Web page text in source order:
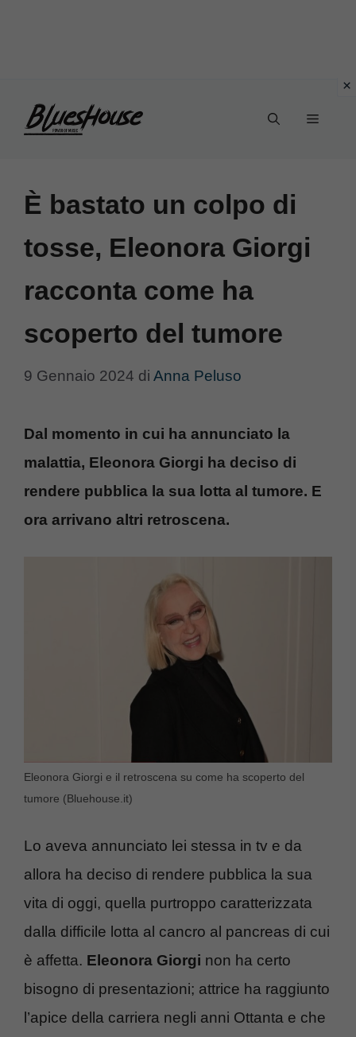
Menu
È bastato un colpo di
tosse, Eleonora Giorgi
racconta come ha
scoperto del tumore
9 Gennaio 2024 di Anna Peluso
Dal momento in cui ha annunciato la
malattia, Eleonora Giorgi ha deciso di
rendere pubblica la sua lotta al tumore. E
ora arrivano altri retroscena.
Eleonora Giorgi e il retroscena su come ha scoperto del
tumore (Bluehouse.it)
Lo aveva annunciato lei stessa in tv e da
allora ha deciso di rendere pubblica la sua
vita di oggi, quella purtroppo caratterizzata
dalla difficile lotta al cancro al pancreas di cui
è affetta. Eleonora Giorgi non ha certo
bisogno di presentazioni; attrice ha raggiunto
l’apice della carriera negli anni Ottanta e che